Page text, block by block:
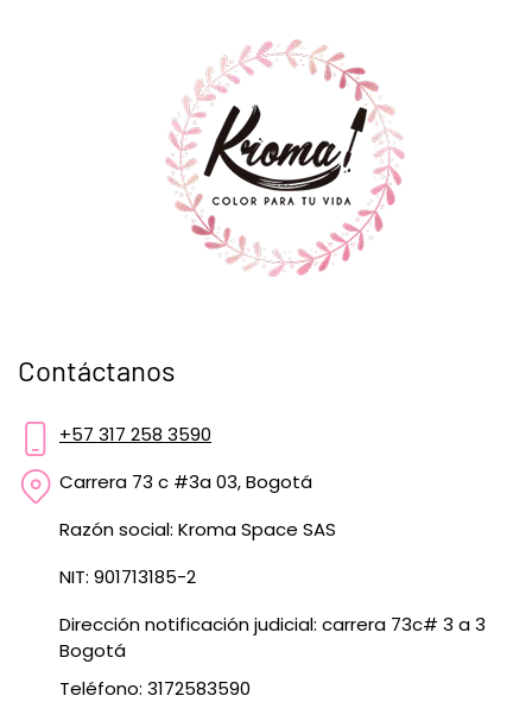
Contáctanos
+57 317 258 3590
Carrera 73 c #3a 03, Bogotá
Razón social: Kroma Space SAS
NIT: 901713185-2
Dirección notificación judicial: carrera 73c# 3 a 3
Bogotá
Teléfono: 3172583590